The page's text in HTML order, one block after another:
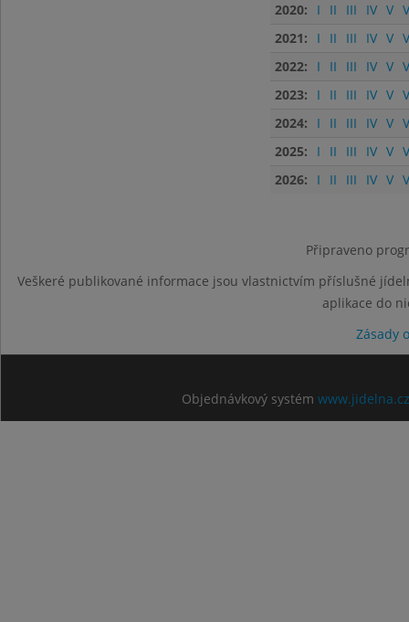
2020:
I II III IV V
2021:
I II III IV V
2022:
I II III IV V
2023:
I II III IV V
2024:
I II III IV V
2025:
I II III IV V
2026:
I II III IV V
Připraveno
Veškeré publikované informace jsou vlastnictvím příslušné
aplikace do
Zásady
Objednávkový systém www.jidelna.cz